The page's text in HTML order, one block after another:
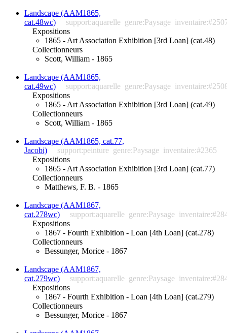
Landscape (AAM1865,
cat.48wc)
support:aquarelle genre:Paysage
Expositions
1865 - Art Association Exhibition [3rd Loan] (cat.48)
Collectionneurs
Scott, William - 1865
Landscape (AAM1865,
cat.49wc)
support:aquarelle genre:Paysage
Expositions
1865 - Art Association Exhibition [3rd Loan] (cat.49)
Collectionneurs
Scott, William - 1865
Landscape (AAM1865, cat.77,
Jacobi)
support:peinture genre:Paysage inventaire:#2365
Expositions
1865 - Art Association Exhibition [3rd Loan] (cat.77)
Collectionneurs
Matthews, F. B. - 1865
Landscape (AAM1867,
cat.278wc)
support:aquarelle genre:Paysage
Expositions
1867 - Fourth Exhibition - Loan [4th Loan] (cat.278)
Collectionneurs
Bessunger, Morice - 1867
Landscape (AAM1867,
cat.279wc)
support:aquarelle genre:Paysage
Expositions
1867 - Fourth Exhibition - Loan [4th Loan] (cat.279)
Collectionneurs
Bessunger, Morice - 1867